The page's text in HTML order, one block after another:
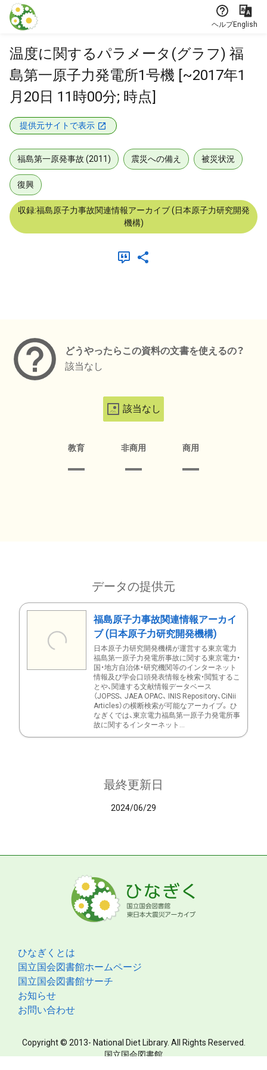
本文に飛ぶ
ヘルプEnglish
温度に関するパラメータ(グラフ) 福
島第一原子力発電所1号機 [~2017年1
月20日 11時00分; 時点]
提供元サイトで表示
福島第一原発事故 (2011) 震災への備え 被災状況
復興
収録:福島原子力事故関連情報アーカイブ (日本原子力研究開発
機構)
どうやったらこの資料の文書を使えるの？
該当なし
該当なし
教育 非商用 商用
データの提供元
福島原子力事故関連情報アーカイ
ブ (日本原子力研究開発機構)
日本原子力研究開発機構が運営する東京電力
福島第一原子力発電所事故に関する東京電力・
国・地方自治体・研究機関等のインターネット
情報及び学会口頭発表情報を検索・閲覧するこ
とや、関連する文献情報データベース
（JOPSS、 JAEA OPAC、 INIS Repository、CiNii
Articles）の横断検索が可能なアーカイブ。 ひ
なぎくでは、東京電力福島第一原子力発電所事
故に関するインターネット...
最終更新日
2024/06/29
ひなぎくとは
国立国会図書館ホームページ
国立国会図書館サーチ
お知らせ
お問い合わせ
Copyright © 2013- National Diet Library. All Rights Reserved.